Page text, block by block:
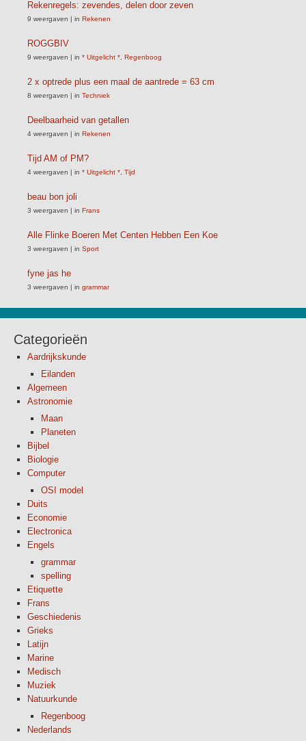
Rekenregels: zevendes, delen door zeven
9 weergaven | in Rekenen
ROGGBIV
9 weergaven | in * Uitgelicht * Regenboog
2 x optrede plus een maal de aantrede = 63 cm
8 weergaven | in Techniek
Deelbaarheid van getallen
4 weergaven | in Rekenen
Tijd AM of PM?
4 weergaven | in * Uitgelicht * Tijd
beau bon joli
3 weergaven | in Frans
Alle Flinke Boeren Met Centen Hebben Een Koe
3 weergaven | in Sport
fyne jas he
3 weergaven | in grammar
Categorieën
Aardrijkskunde
Eilanden
Algemeen
Astronomie
Maan
Planeten
Bijbel
Biologie
Computer
OSI model
Duits
Economie
Electronica
Engels
grammar
spelling
Etiquette
Frans
Geschiedenis
Grieks
Latijn
Marine
Medisch
Muziek
Natuurkunde
Regenboog
Nederlands